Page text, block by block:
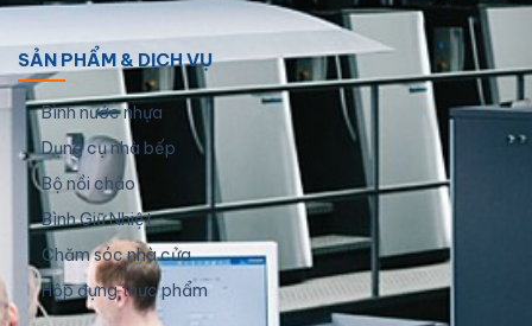
SẢN PHẨM & DỊCH VỤ
Bình nước nhựa
Dụng cụ nhà bếp
Bộ nồi chảo
Bình Giữ Nhiệt
Chăm sóc nhà cửa
Hộp đựng thực phẩm